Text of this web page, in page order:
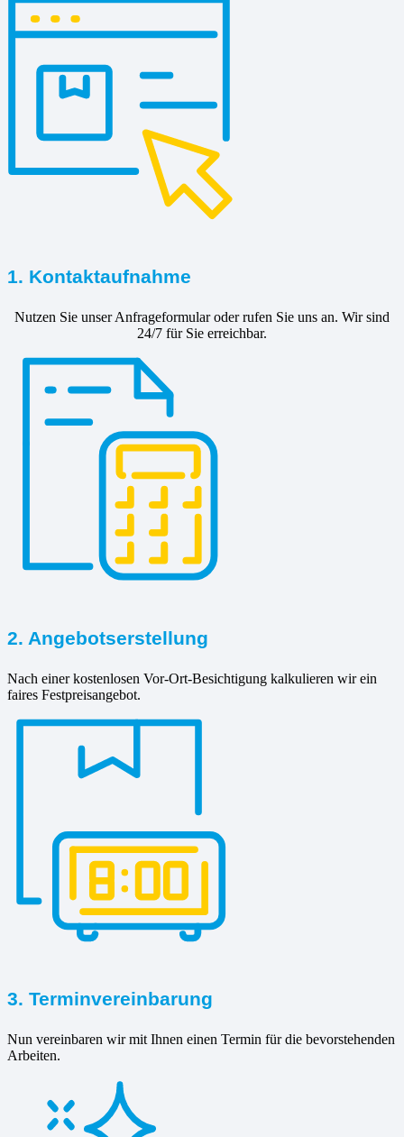
1. Kontaktaufnahme
Nutzen Sie unser Anfrageformular oder rufen Sie uns an. Wir sind
24/7 für Sie erreichbar.
2. Angebotserstellung
Nach einer kostenlosen Vor-Ort-Besichtigung kalkulieren wir ein
faires Festpreisangebot.
3. Terminvereinbarung
Nun vereinbaren wir mit Ihnen einen Termin für die bevorstehenden
Arbeiten.